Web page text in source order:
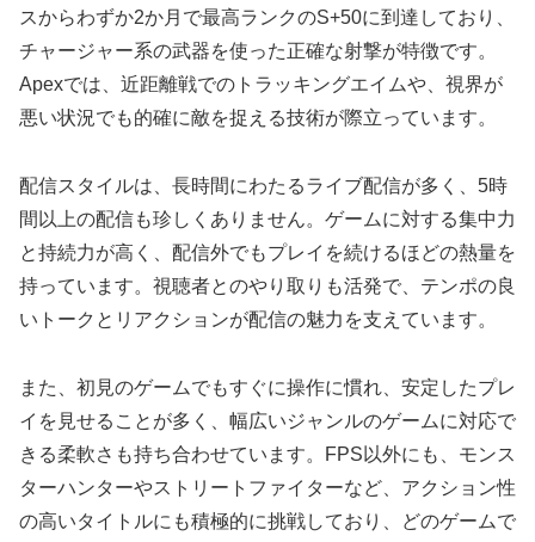
スからわずか2か月で最高ランクのS+50に到達しており、
チャージャー系の武器を使った正確な射撃が特徴です。
Apexでは、近距離戦でのトラッキングエイムや、視界が
悪い状況でも的確に敵を捉える技術が際立っています。
配信スタイルは、長時間にわたるライブ配信が多く、5時
間以上の配信も珍しくありません。ゲームに対する集中力
と持続力が高く、配信外でもプレイを続けるほどの熱量を
持っています。視聴者とのやり取りも活発で、テンポの良
いトークとリアクションが配信の魅力を支えています。
また、初見のゲームでもすぐに操作に慣れ、安定したプレ
イを見せることが多く、幅広いジャンルのゲームに対応で
きる柔軟さも持ち合わせています。FPS以外にも、モンス
ターハンターやストリートファイターなど、アクション性
の高いタイトルにも積極的に挑戦しており、どのゲームで